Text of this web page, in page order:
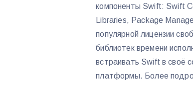
компоненты Swift: Swift
Libraries, Package
популярной лицензии
библиотек времени
встраивать Swift в своё
платформы. Более